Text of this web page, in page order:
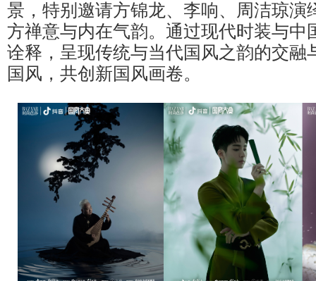
景，特别邀请方锦龙、李响、周洁琼演
方禅意与内在气韵。通过现代时装与中
诠释，呈现传统与当代国风之韵的交融
国风，共创新国风画卷。